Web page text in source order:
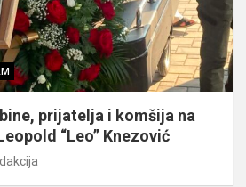
prijatelja i komšija na
“Leo” Knezović